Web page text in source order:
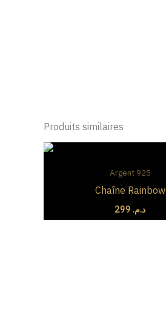
Produits similaires
Argent 925
Chaîne Rainbow
د.م.